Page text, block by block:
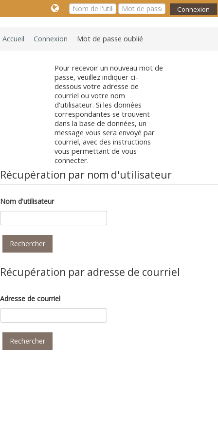
Connexion
Accueil Connexion Mot de passe oublié
Pour recevoir un nouveau mot de
passe, veuillez indiquer ci-
dessous votre adresse de
courriel ou votre nom
d'utilisateur. Si les données
correspondantes se trouvent
dans la base de données, un
message vous sera envoyé par
courriel, avec des instructions
vous permettant de vous
connecter.
Récupération par nom d'utilisateur
Nom d'utilisateur
Récupération par adresse de courriel
Adresse de courriel